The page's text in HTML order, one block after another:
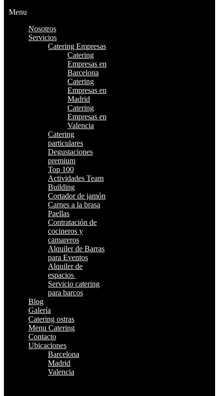
Menu
Nosotros
Servicios
Catering Empresas
Catering
Empresas en
Barcelona
Catering
Empresas en
Madrid
Catering
Empresas en
Valencia
Catering
particulares
Degustaciones
premium
Top 100
Actividades Team
Building
Cortador de jamón
Carnes a la brasa
Paellas
Contratación de
cocineros y
camareros
Alquiler de Barras
para Eventos
Alquiler de
espacios
Servicio catering
para barcos
Blog
Galería
Catering ostras
Menu Catering
Contacto
Ubicaciones
Barcelona
Madrid
Valencia